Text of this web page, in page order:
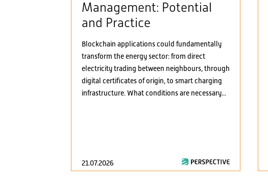
Management: Potential
and Practice
Blockchain applications could fundamentally
transform the energy sector: from direct
electricity trading between neighbours, through
digital certificates of origin, to smart charging
infrastructure. What conditions are necessary...
21.07.2026